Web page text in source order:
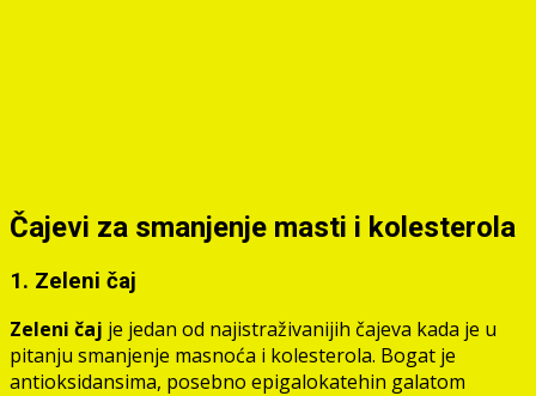
Čajevi za smanjenje masti i kolesterola
1. Zeleni čaj
Zeleni čaj je jedan od najistraživanijih čajeva kada je u
pitanju smanjenje masnoća i kolesterola. Bogat je
antioksidansima, posebno epigalokatehin galatom